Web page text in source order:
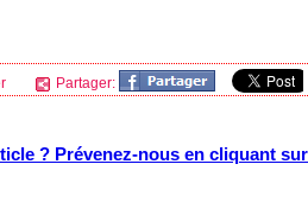
Partager:
? Prévenez-nous en cliquant